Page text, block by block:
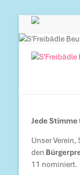
Inhalt Zum
springen
Betreiber
Freibads
in
Beutelsbach
Jede
Unser
den
11 nominiert.